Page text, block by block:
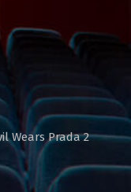
Wears Prada 2